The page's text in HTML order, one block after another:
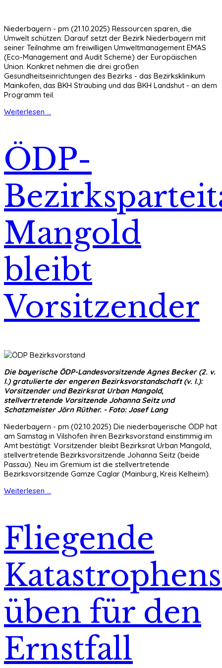
Niederbayern - pm (21.10.2025) Ressourcen sparen, die
Umwelt schützen: Darauf setzt der Bezirk Niederbayern mit
seiner Teilnahme am freiwilligen Umweltmanagement EMAS
(Eco-Management and Audit Scheme) der Europäischen
Union. Konkret nehmen die drei großen
Gesundheitseinrichtungen des Bezirks - das Bezirksklinikum
Mainkofen, das BKH Straubing und das BKH Landshut - an dem
Programm teil.
Weiterlesen ...
ÖDP-
Mangold
bleibt
Vorsitzender
Die bayerische ÖDP-Landesvorsitzende Agnes Becker (2. v.
l.) gratulierte der engeren Bezirksvorstandschaft (v. l.):
Vorsitzender und Bezirksrat Urban Mangold,
stellvertretende Vorsitzende Johanna Seitz und
Schatzmeister Jörn Rüther. - Foto: Josef Lang
Niederbayern - pm (02.10.2025) Die niederbayerische ÖDP hat
am Samstag in Vilshofen ihren Bezirksvorstand einstimmig im
Amt bestätigt: Vorsitzender bleibt Bezirksrat Urban Mangold,
stellvertretende Bezirksvorsitzende Johanna Seitz (beide
Passau). Neu im Gremium ist die stellvertretende
Bezirksvorsitzende Gamze Caglar (Mainburg, Kreis Kelheim).
Weiterlesen ...
Fliegende
üben für den
Ernstfall